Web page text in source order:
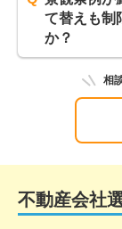
て替えも制
か？
相
不動産会社